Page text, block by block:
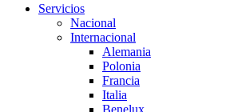
Servicios
Nacional
Internacional
Alemania
Polonia
Francia
Italia
Benelux